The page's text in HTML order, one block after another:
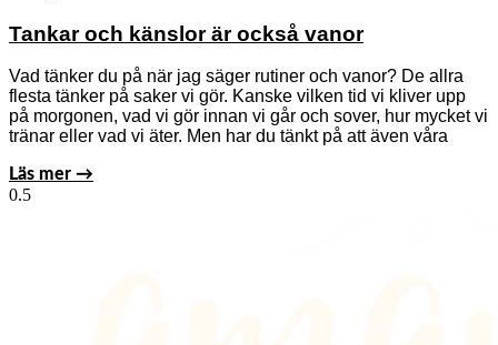
Tankar och känslor är också vanor
Vad tänker du på när jag säger rutiner och vanor? De allra
flesta tänker på saker vi gör. Kanske vilken tid vi kliver upp
på morgonen, vad vi gör innan vi går och sover, hur mycket vi
tränar eller vad vi äter. Men har du tänkt på att även våra
Läs mer →